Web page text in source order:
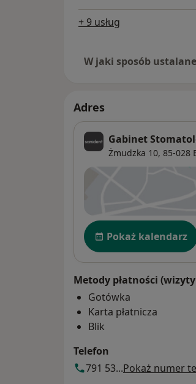
+ 9 usług
W jaki sposób
Adres
Gabinet
Żmudzka 10, 85-028
Dostępność
Pokaż kalendarz
Metody płatności
Gotówka
Karta płatnicza
Blik
Telefon
791 53...Pokaż numer